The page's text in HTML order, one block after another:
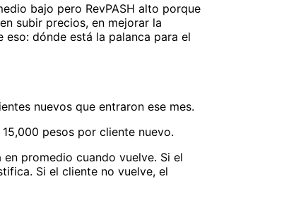
bajo pero RevPASH alto porque
subir precios, en mejorar la
eso: dónde está la palanca para el
nuevos que entraron ese mes.
pesos por cliente nuevo.
promedio cuando vuelve. Si el
Si el cliente no vuelve, el